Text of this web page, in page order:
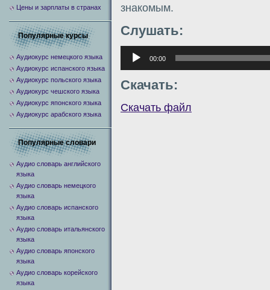
знакомым.
Слушать:
Аудиоплеер
00:00
Скачать:
Скачать файл
Цены и зарплаты в странах
Популярные курсы
Аудиокурс немецкого языка
Аудиокурс испанского языка
Аудиокурс польского языка
Аудиокурс чешского языка
Аудиокурс японского языка
Аудиокурс арабского языка
Популярные словари
Аудио словарь английского
языка
Аудио словарь немецкого
языка
Аудио словарь испанского
языка
Аудио словарь итальянского
языка
Аудио словарь японского
языка
Аудио словарь корейского
языка